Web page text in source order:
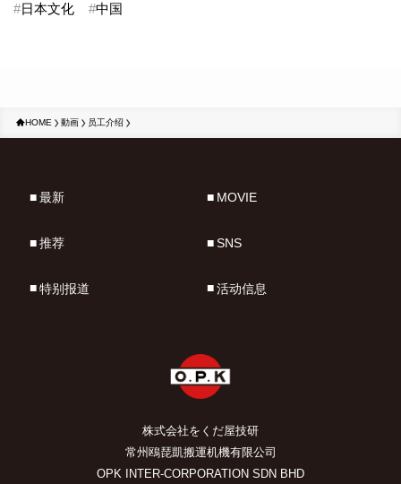
#日本文化 #中国
HOME 動画 员工介绍
株式会社をくだ屋技研
常州鴎琵凱搬運机機有限公司
OPK INTER-CORPORATION SDN BHD
最新
推荐
特别报道
MOVIE
SNS
活动信息